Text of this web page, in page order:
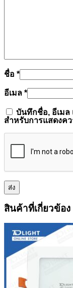
ชื่อ *
อีเมล *
บันทึกชื่อ, อีเมล
สำหรับการแสดงค
สินค้าที่เกี่ยวข้อง